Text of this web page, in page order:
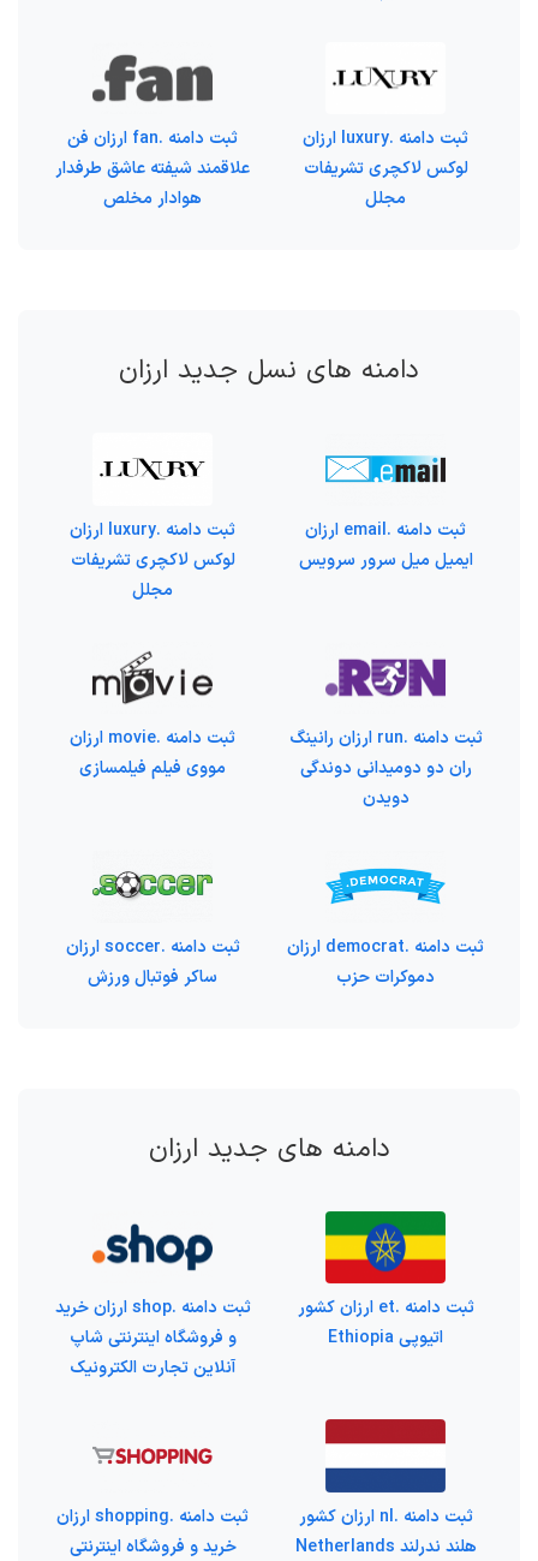
ثبت دامنه .luxury ارزان
لوکس لاکچری تشریفات
مجلل
ثبت دامنه .fan ارزان فن
علاقمند شیفته عاشق طرفدار
هوادار مخلص
دامنه های نسل جدید ارزان
ثبت دامنه .email ارزان
ایمیل میل سرور سرویس
ثبت دامنه .luxury ارزان
لوکس لاکچری تشریفات
مجلل
ثبت دامنه .run ارزان رانینگ
ران دو دومیدانی دوندگی
دویدن
ثبت دامنه .movie ارزان
مووی فیلم فیلمسازی
ثبت دامنه .democrat ارزان
دموکرات حزب
ثبت دامنه .soccer ارزان
ساکر فوتبال ورزش
دامنه های جدید ارزان
ثبت دامنه .et ارزان کشور
اتیوپی Ethiopia
ثبت دامنه .shop ارزان خرید
و فروشگاه اینترنتی شاپ
آنلاین تجارت الکترونیک
ثبت دامنه .nl ارزان کشور
هلند ندرلند Netherlands
ثبت دامنه .shopping ارزان
خرید و فروشگاه اینترنتی